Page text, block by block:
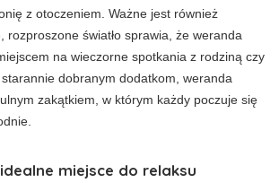
z otoczeniem. Ważne jest również
rozproszone światło sprawia, że weranda
na wieczorne spotkania z rodziną czy
starannie dobranym dodatkom, weranda
zakątkiem, w którym każdy poczuje się
miejsce do relaksu